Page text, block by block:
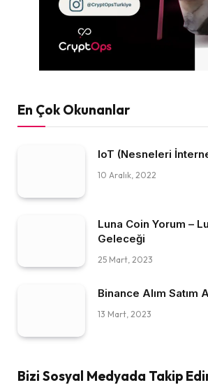
En Çok Okunanlar
IoT (Nesneleri
10 Aralık, 2022
Luna Coin Yorum –
Geleceği
25 Mart, 2023
Binance Alım Satım
13 Mart, 2023
Bizi Sosyal Medyada Takip